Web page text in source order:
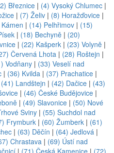
Březnice | (4) Vysoký Chlumec |
| (7) Želiv | (8) Horažďovice |
| (14) Pelhřimov | (15)
| (18) Bechyně | (20)
| (22) Kašperk | (23) Volyně |
Červená Lhota | (28) Roštejn |
Vodňany | (33) Veselí nad
| (36) Kvilda | (37) Prachatice |
(41) Landštejn | (42) Dačice | (43)
| (46) České Budějovice |
| (49) Slavonice | (50) Nové
Sviny | (55) Suchdol nad
Frymburk | (60) Žumberk | (61)
| (63) Děčín | (64) Jedlová |
Chrastava | (69) Ústí nad